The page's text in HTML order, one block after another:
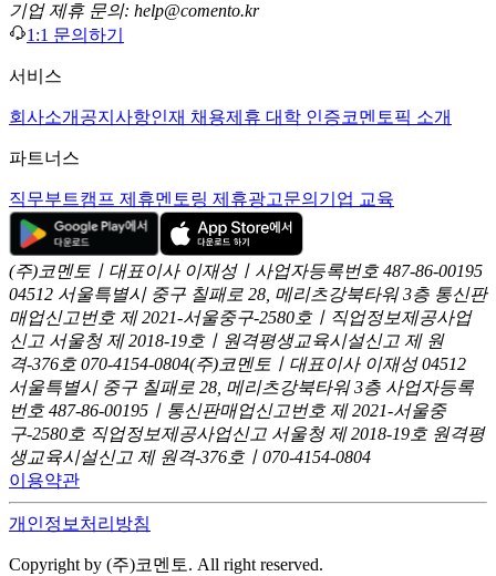
기업 제휴 문의: help@comento.kr
1:1 문의하기
서비스
회사소개 공지사항인재 채용제휴 대학 인증코멘토픽 소개
파트너스
직무부트캠프 제휴멘토링 제휴광고문의 기업 교육
(주)코멘토ㅣ대표이사 이재성ㅣ사업자등록번호 487-86-00195
04512 서울특별시 중구 칠패로 28, 메리츠강북타워 3층 통신판
매업신고번호 제 2021-서울중구-2580호ㅣ직업정보제공사업
신고 서울청 제 2018-19호ㅣ원격평생교육시설신고 제 원
격-376호 070-4154-0804(주)코멘토ㅣ대표이사 이재성 04512
서울특별시 중구 칠패로 28, 메리츠강북타워 3층 사업자등록
번호 487-86-00195ㅣ통신판매업신고번호 제 2021-서울중
구-2580호 직업정보제공사업신고 서울청 제 2018-19호 원격평
생교육시설신고 제 원격-376호ㅣ070-4154-0804
이용약관
개인정보처리방침
Copyright by (주)코멘토. All right reserved.